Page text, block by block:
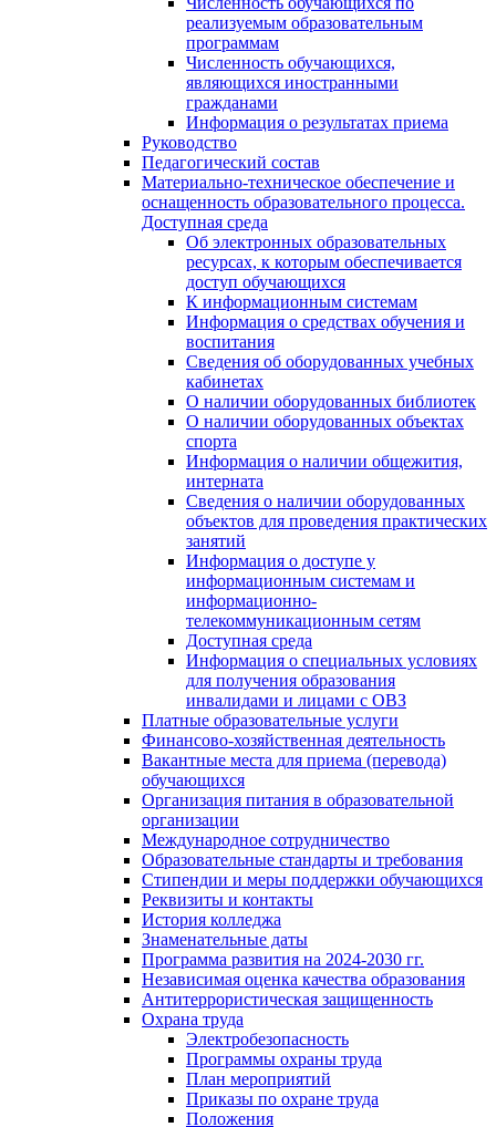
реализуемым образовательным
программам
Численность обучающихся,
являющихся иностранными
гражданами
Информация о результатах приема
Руководство
Педагогический состав
Материально-техническое обеспечение и
оснащенность образовательного процесса.
Доступная среда
Об электронных образовательных
ресурсах, к которым обеспечивается
доступ обучающихся
К информационным системам
Информация о средствах обучения и
воспитания
Сведения об оборудованных учебных
кабинетах
О наличии оборудованных библиотек
О наличии оборудованных объектах
спорта
Информация о наличии общежития,
интерната
Сведения о наличии оборудованных
объектов для проведения практических
занятий
Информация о доступе у
информационным системам и
информационно-
телекоммуникационным сетям
Доступная среда
Информация о специальных условиях
для получения образования
инвалидами и лицами с ОВЗ
Платные образовательные услуги
Финансово-хозяйственная деятельность
Вакантные места для приема (перевода)
обучающихся
Организация питания в образовательной
организации
Международное сотрудничество
Образовательные стандарты и требования
Стипендии и меры поддержки обучающихся
Реквизиты и контакты
История колледжа
Знаменательные даты
Программа развития на 2024-2030 гг.
Независимая оценка качества образования
Антитеррористическая защищенность
Охрана труда
Электробезопасность
Программы охраны труда
План мероприятий
Приказы по охране труда
Положения